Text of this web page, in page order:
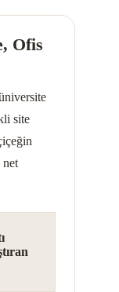
Ofis
site
net